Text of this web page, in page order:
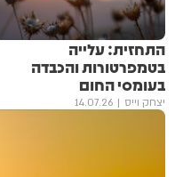
התחזית: עלייה
בטמפרטורות והכבדה
בעומסי החום
יצחק וייס 14.07.26